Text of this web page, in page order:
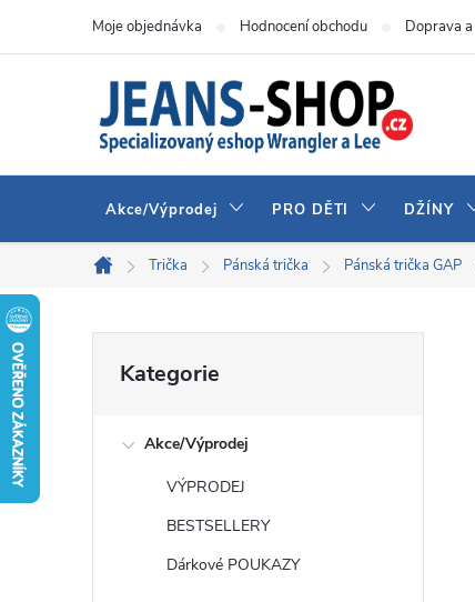
Moje objednávka Hodnocení obchodu Doprava a
Akce/Výprodej PRO DĚTI DŽÍNY
Domů
Trička Pánská trička Pánská trička GAP
kategorie
Kategorie
Akce/Výprodej
VÝPRODEJ
BESTSELLERY
Dárkové POUKAZY